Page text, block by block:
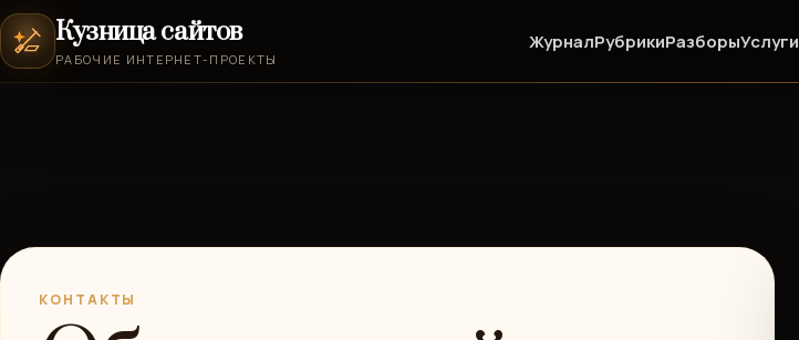
Кузница сайтов
РАБОЧИЕ ИНТЕРНЕТ-ПРОЕКТЫ
ЖурналРубрикиРазборыУслуги
КОНТАКТЫ